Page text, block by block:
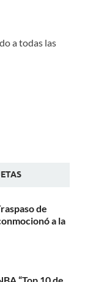
a todas las
de
a la